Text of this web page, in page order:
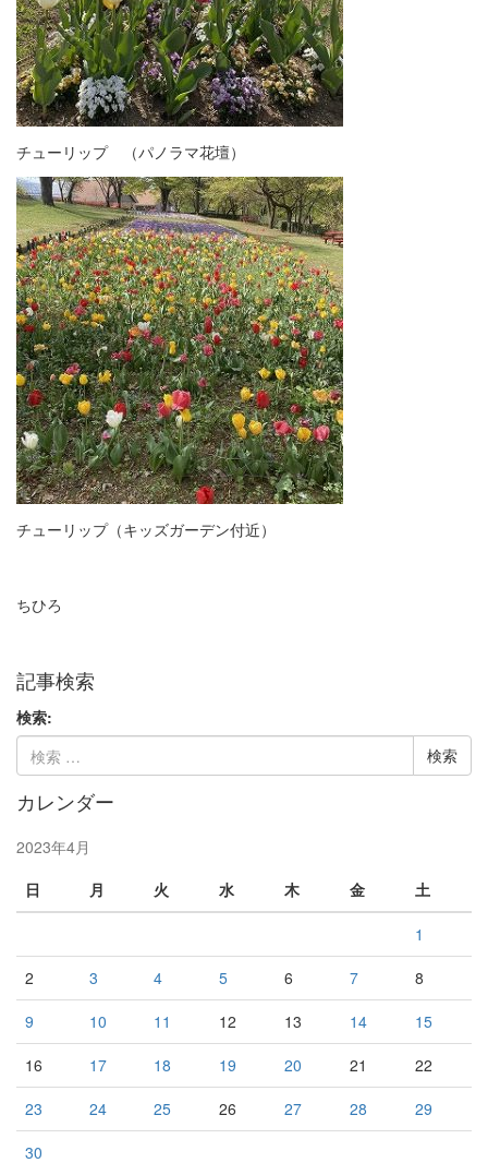
チューリップ （パノラマ花壇）
チューリップ（キッズガーデン付近）
ちひろ
記事検索
検索:
カレンダー
2023年4月
日
月 火 水 木 金 土
1
2
3 4 5 6 7
8
9
10 11 12 13 14
15
16
17 18 19 20 21
22
23
24 25 26 27 28
29
30